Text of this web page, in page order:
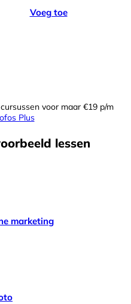
Voeg toe
voor maar €19 p/m
Plus
lessen
marketing